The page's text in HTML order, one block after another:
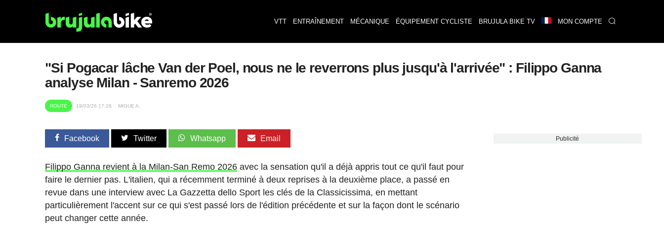
VTT ENTRAÎNEMENT MÉCANIQUE ÉQUIPEMENT CYCLISTE BRUJULA BIKE TV MON COMPTE
"Si Pogacar lâche Van der Poel, nous ne le reverrons plus jusqu'à l'arrivée" : Filippo Ganna
analyse Milan - Sanremo 2026
ROUTE 19/03/26 17:28 MIGUE A.
Facebook Twitter Whatsapp Email
Filippo Ganna revient à la Milan-San Remo 2026 avec la sensation qu'il a déjà appris tout ce qu'il faut pour
faire le dernier pas. L'italien, qui a récemment terminé à deux reprises à la deuxième place, a passé en
revue dans une interview avec La Gazzetta dello Sport les clés de la Classicissima, en mettant
particulièrement l'accent sur ce qui s'est passé lors de l'édition précédente et sur la façon dont le scénario
peut changer cette année.
Publicité